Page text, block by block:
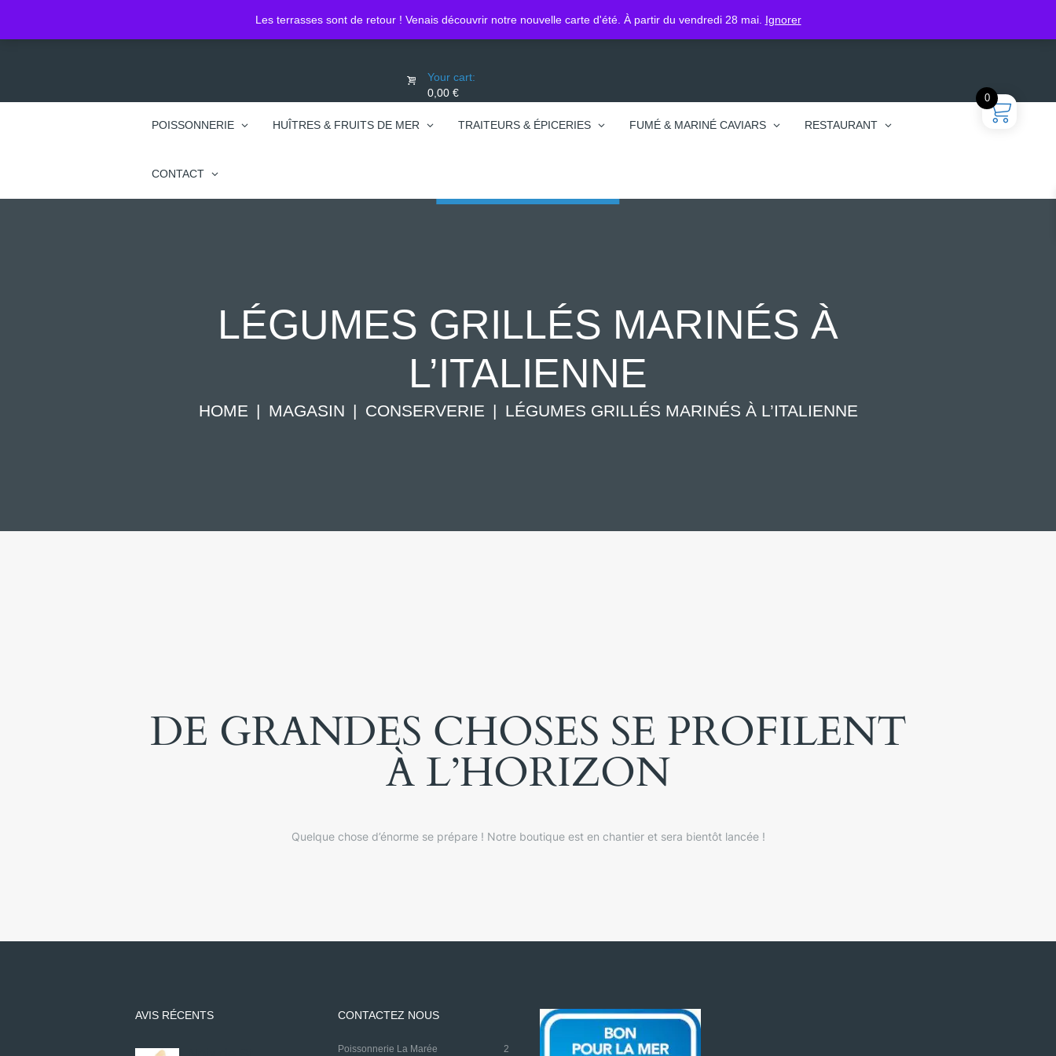
Les terrasses sont de retour ! Venais découvrir notre nouvelle carte d'été. À partir du vendredi 28 mai. Ignorer
2 Pl. Jean Jacques Rousseau
0450740095
Your cart:
0,00 €
POISSONNERIE HUÎTRES & FRUITS DE MER TRAITEURS & ÉPICERIES FUMÉ & MARINÉ CAVIARS RESTAURANT
CONTACT
LÉGUMES GRILLÉS MARINÉS À
L’ITALIENNE
HOME MAGASIN CONSERVERIE LÉGUMES GRILLÉS MARINÉS À L’ITALIENNE
DE GRANDES CHOSES SE PROFILENT
À L’HORIZON
Quelque chose d’énorme se prépare ! Notre boutique est en chantier et sera bientôt lancée !
AVIS RÉCENTS CONTACTEZ NOUS
Poissonnerie La Marée 2
0